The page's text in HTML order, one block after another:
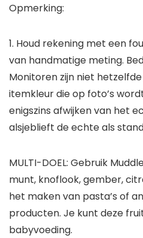
Opmerking:
1. Houd rekening met een
van handmatige meting.
Monitoren zijn niet
itemkleur die op foto’s
enigszins afwijken van het
alsjeblieft de echte als
MULTI-DOEL: Gebruik
munt, knoflook, gember,
het maken van pasta’s of
producten. Je kunt deze
babyvoeding.